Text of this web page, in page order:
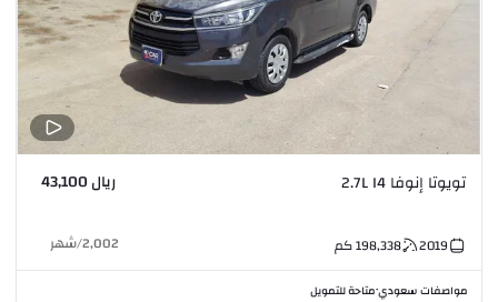
تويوتا إنوفا 2.7L I4 ريال 43,100
2019
198,338كم 2,002
/شهر
مواصفات سعودي•متاحة للتمويل